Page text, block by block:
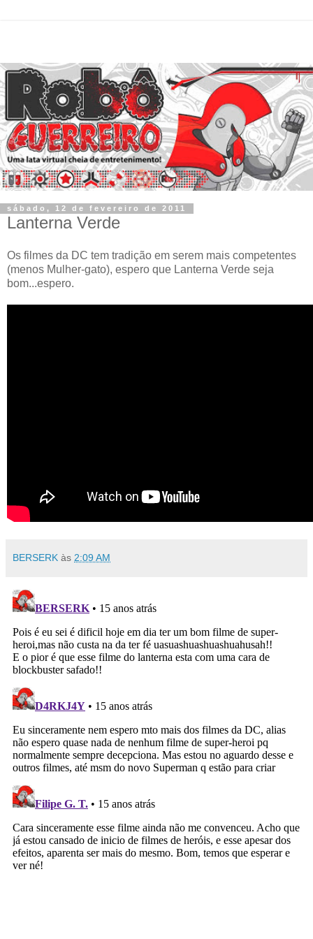
sábado, 12 de fevereiro de 2011
Lanterna Verde
Os filmes da DC tem tradição em serem mais competentes
(menos Mulher-gato), espero que Lanterna Verde seja
bom...espero.
BERSERK às 2:09 AM